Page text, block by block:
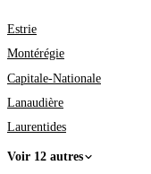
Estrie
Montérégie
Capitale-Nationale
Lanaudière
Laurentides
Voir 12 autres